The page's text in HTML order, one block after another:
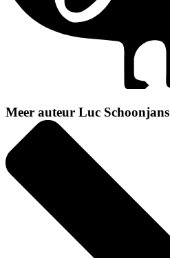
Meer auteur Luc Schoonjans